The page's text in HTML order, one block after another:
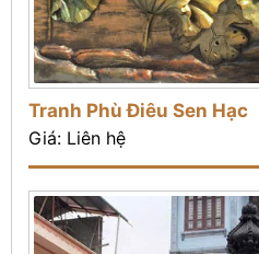
Tranh Phù Điêu Sen Hạc
Giá: Liên hệ